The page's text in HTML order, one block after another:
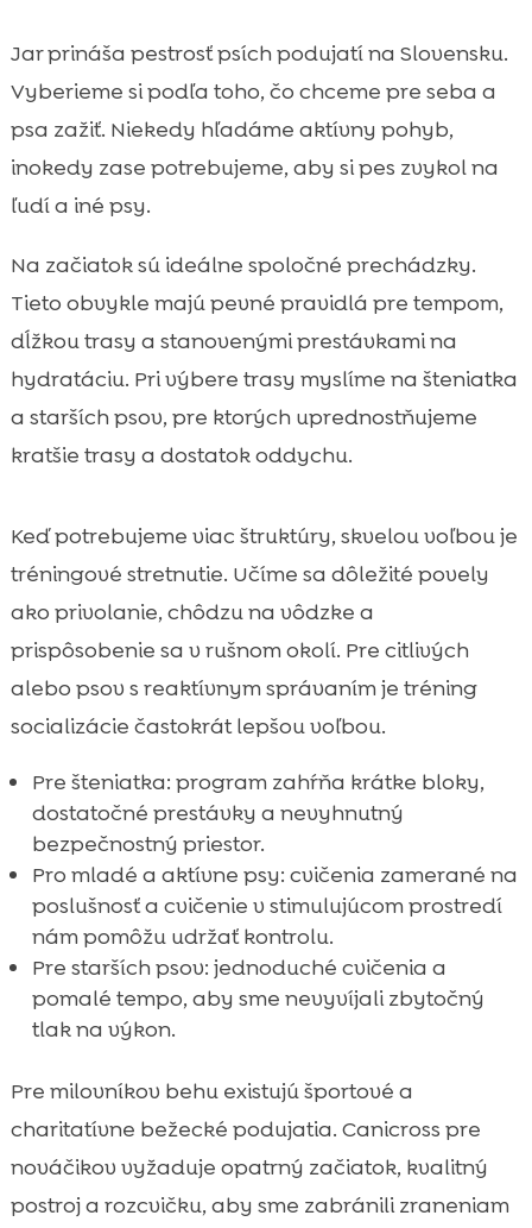
Jar prináša pestrosť psích podujatí na Slovensku.
Vyberieme si podľa toho, čo chceme pre seba a
psa zažiť. Niekedy hľadáme aktívny pohyb,
inokedy zase potrebujeme, aby si pes zvykol na
ľudí a iné psy.
Na začiatok sú ideálne spoločné prechádzky.
Tieto obvykle majú pevné pravidlá pre tempom,
dĺžkou trasy a stanovenými prestávkami na
hydratáciu. Pri výbere trasy myslíme na šteniatka
a starších psov, pre ktorých uprednostňujeme
kratšie trasy a dostatok oddychu.
Keď potrebujeme viac štruktúry, skvelou voľbou je
tréningové stretnutie. Učíme sa dôležité povely
ako privolanie, chôdzu na vôdzke a
prispôsobenie sa v rušnom okolí. Pre citlivých
alebo psov s reaktívnym správaním je tréning
socializácie častokrát lepšou voľbou.
Pre šteniatka: program zahŕňa krátke bloky,
dostatočné prestávky a nevyhnutný
bezpečnostný priestor.
Pro mladé a aktívne psy: cvičenia zamerané na
poslušnosť a cvičenie v stimulujúcom prostredí
nám pomôžu udržať kontrolu.
Pre starších psov: jednoduché cvičenia a
pomalé tempo, aby sme nevyvíjali zbytočný
tlak na výkon.
Pre milovníkov behu existujú športové a
charitatívne bežecké podujatia. Canicross pre
nováčikov vyžaduje opatrný začiatok, kvalitný
postroj a rozcvičku, aby sme zabránili zraneniam